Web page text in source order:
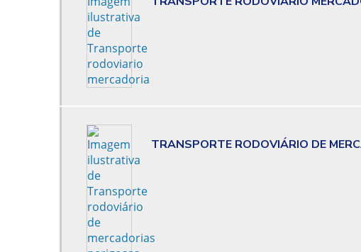
TRANSPORTE RODOVIÁRIO DE